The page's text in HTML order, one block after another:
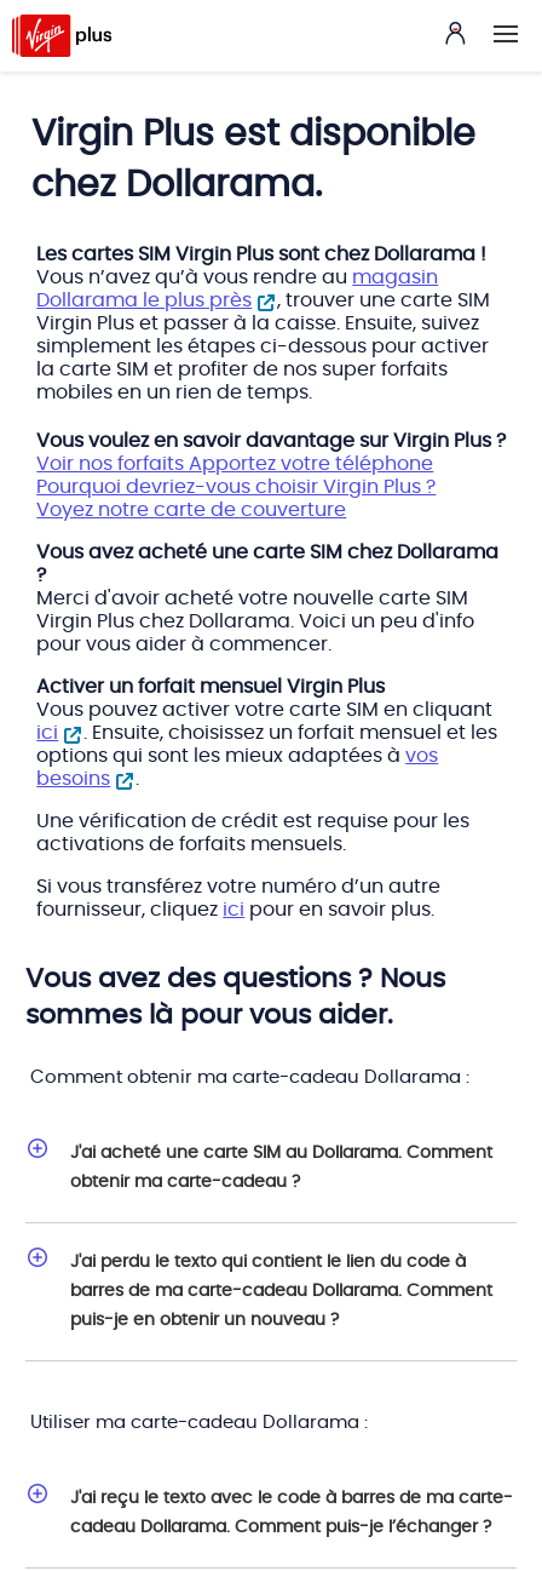
Virgin Plus est disponible
chez Dollarama.
Les cartes SIM Virgin Plus sont chez Dollarama !
Vous n’avez qu’à vous rendre au magasin
Dollarama le plus près
, trouver une carte SIM
Virgin Plus et passer à la caisse. Ensuite, suivez
simplement les étapes ci-dessous pour activer
la carte SIM et profiter de nos super forfaits
mobiles en un rien de temps.
Vous voulez en savoir davantage sur Virgin Plus ?
Voir nos forfaits Apportez votre téléphone
Pourquoi devriez-vous choisir Virgin Plus ?
Voyez notre carte de couverture
Vous avez acheté une carte SIM chez Dollarama
?
Merci d'avoir acheté votre nouvelle carte SIM
Virgin Plus chez Dollarama. Voici un peu d'info
pour vous aider à commencer.
Activer un forfait mensuel Virgin Plus
Vous pouvez activer votre carte SIM en cliquant
ici
. Ensuite, choisissez un forfait mensuel et les
options qui sont les mieux adaptées àvos
besoins
Une vérification de crédit est requise pour les
activations de forfaits mensuels.
Si vous transférez votre numéro d’un autre
fournisseur, cliquez ici pour en savoir plus.
Vous avez des questions ? Nous
sommes là pour vous aider.
Comment obtenir ma carte-cadeau Dollarama :
J'ai acheté une carte SIM au Dollarama. Comment
obtenir ma carte-cadeau ?
J'ai perdu le texto qui contient le lien du code à
barres de ma carte-cadeau Dollarama. Comment
puis-je en obtenir un nouveau ?
Utiliser ma carte-cadeau Dollarama :
J'ai reçu le texto avec le code à barres de ma carte-
cadeau Dollarama. Comment puis-je l’échanger ?